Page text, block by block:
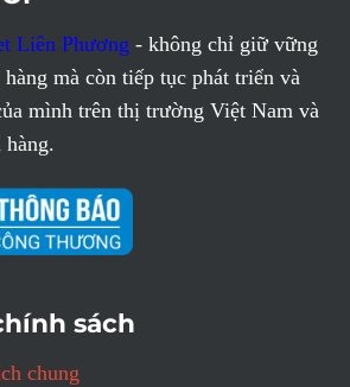
Liên Phương - không chỉ giữ vững
mà còn tiếp tục phát triển và
mình trên thị trường Việt Nam và
sách
chung